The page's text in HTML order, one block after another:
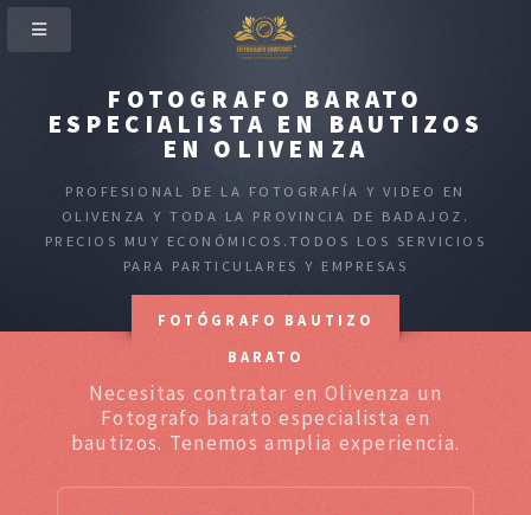
FOTOGRAFO BARATO
ESPECIALISTA EN BAUTIZOS
EN OLIVENZA
PROFESIONAL DE LA FOTOGRAFÍA Y VIDEO EN
OLIVENZA Y TODA LA PROVINCIA DE BADAJOZ.
PRECIOS MUY ECONÓMICOS.TODOS LOS SERVICIOS
PARA PARTICULARES Y EMPRESAS
FOTÓGRAFO BAUTIZO
BARATO
Necesitas contratar en Olivenza un
Fotografo barato especialista en
bautizos. Tenemos amplia experiencia.